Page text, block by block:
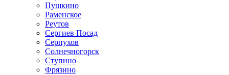
Пушкино
Раменское
Реутов
Сергиев Посад
Серпухов
Солнечногорск
Ступино
Фрязино